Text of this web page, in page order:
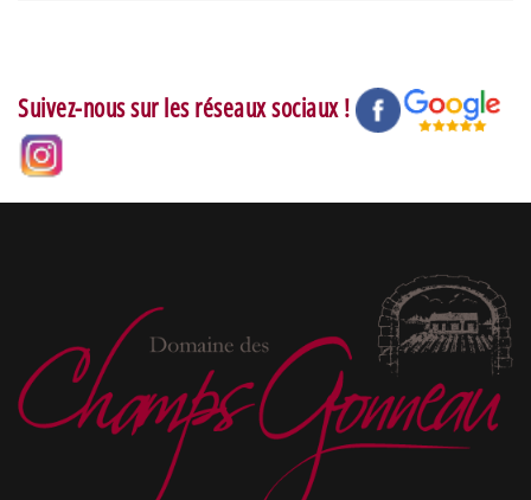
Suivez-nous sur les réseaux sociaux !